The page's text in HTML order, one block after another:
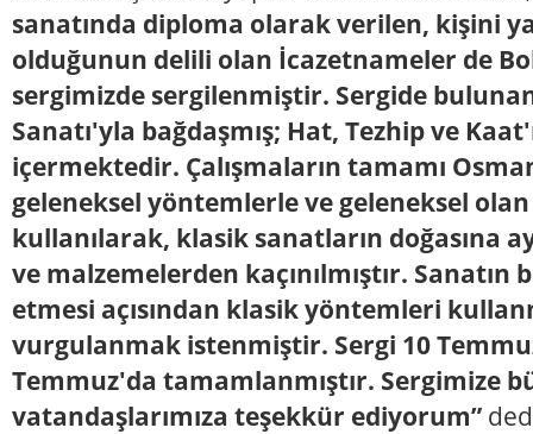
sanatında diploma olarak verilen, kişini
olduğunun delili olan İcazetnameler de
sergimizde sergilenmiştir. Sergide
Sanatı'yla bağdaşmış; Hat, Tezhip ve
içermektedir. Çalışmaların tamamı
geleneksel yöntemlerle ve geleneksel
kullanılarak, klasik sanatların doğasına
ve malzemelerden kaçınılmıştır.
etmesi açısından klasik yöntemleri
vurgulanmak istenmiştir. Sergi 10
Temmuz'da tamamlanmıştır. Sergimize
vatandaşlarımıza teşekkür ediyorum”